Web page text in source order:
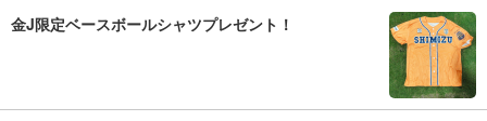
金J限定ベースボールシャツプレゼント！